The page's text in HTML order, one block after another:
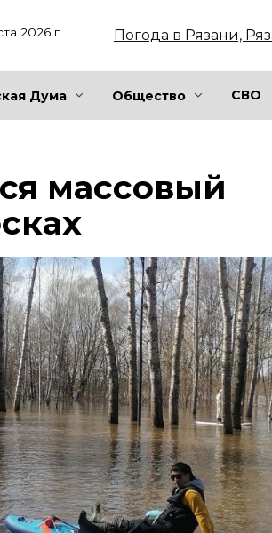
2026 г Погода в Рязани,
Дума Общество СВО
массовый